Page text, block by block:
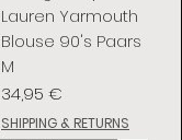
Lauren Yarmouth
Blouse 90's Paars
M
Preis
34,95 €
SHIPPING & RETURNS